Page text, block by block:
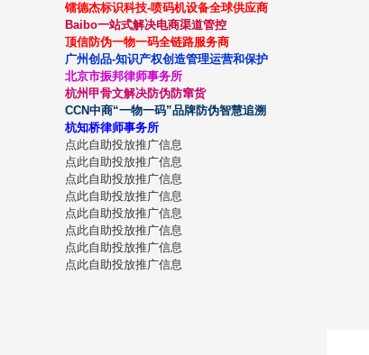
镭德杰标识科技-喷码机设备全球供应商
Baibo一站式解决电商渠道管控
顶信防伪一物一码全链路服务商
广州创品-知识产权创造管理运营和保护
北京市振邦律师事务所
杭州甲骨文解决防伪防窜货
CCN中商“一物一码”品牌防伪智慧追溯
杭知桥律师事务所
点此自助投放推广信息
点此自助投放推广信息
点此自助投放推广信息
点此自助投放推广信息
点此自助投放推广信息
点此自助投放推广信息
点此自助投放推广信息
点此自助投放推广信息